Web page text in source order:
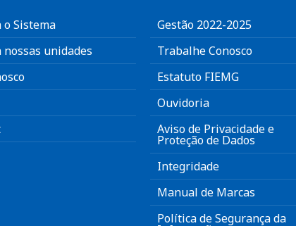
o Sistema
nossas unidades
Gestão 2022-2025
Trabalhe Conosco
Estatuto FIEMG
Ouvidoria
Aviso de Privacidade e
Proteção de Dados
Integridade
Manual de Marcas
Política de Segurança da